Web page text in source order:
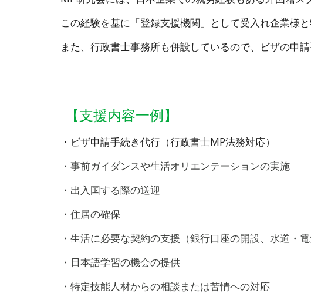
この経験を基に「登録支援機関」として受入れ企業様
また、行政書士事務所も併設しているので、ビザの申
【支援内容一例】
・ビザ申請手続き代行（行政書士MP法務対応）
・ 事前ガイダンスや生活オリエンテーションの実施
・出入国する際の送迎
・住居の確保
・生活に必要な契約の支援（銀行口座の開設、水道・
・日本語学習の機会の提供
・特定技能人材からの相談または苦情への対応